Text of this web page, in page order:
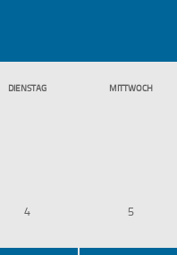
DIENSTAG MITTWOCH
4 5